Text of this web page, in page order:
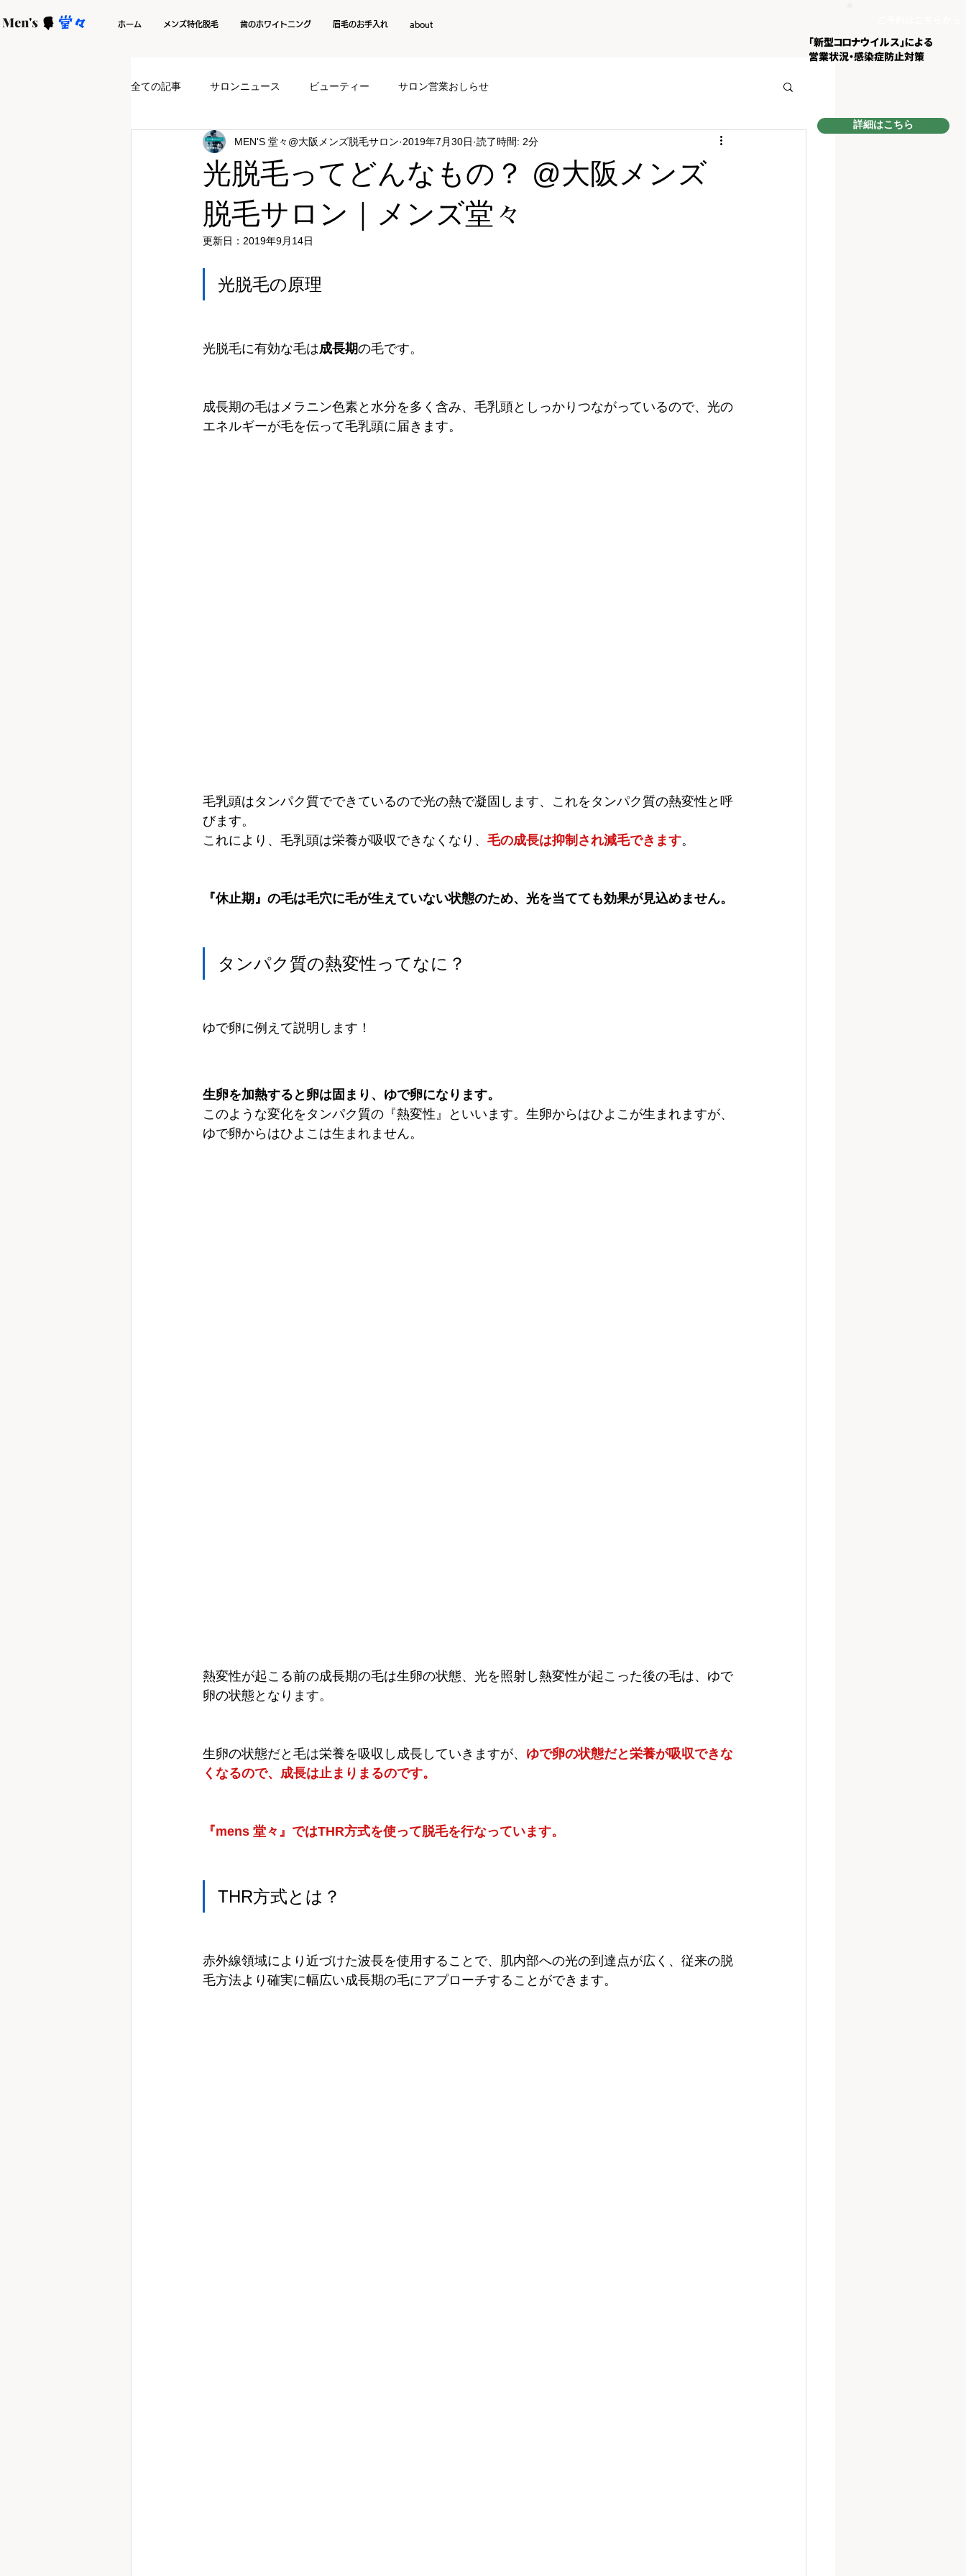
​「新型コロナウイルス」による
営業状況・感染症防止対策
詳細はこちら
ホーム メンズ特化脱毛 歯のホワイトニング 眉毛のお手入れ about
全ての記事 サロンニュース ビューティー サロン営業おしらせ
光脱毛ってどんなもの？ @大阪メンズ
脱毛サロン｜メンズ堂々
MEN'S 堂々@大阪メンズ脱毛サロン 2019年7月30日 読了時間: 2分
更新日： 2019年9月14日
光脱毛の原理
光脱毛に有効な毛は成長期の毛です。
成長期の毛はメラニン色素と水分を多く含み、毛乳頭としっかりつながっているので、光の
エネルギーが毛を伝って毛乳頭に届きます。
毛乳頭はタンパク質でできているので光の熱で凝固します、これをタンパク質の熱変性と呼
びます。
これにより、毛乳頭は栄養が吸収できなくなり、 毛の成長は抑制され減毛できます。
『休止期』の毛は毛穴に毛が生えていない状態のため、光を当てても効果が見込めません。
タンパク質の熱変性ってなに？
ゆで卵に例えて説明します！
生卵を加熱すると卵は固まり、ゆで卵になります。
このような変化をタンパク質の『熱変性』といいます。生卵からはひよこが生まれますが、
ゆで卵からはひよこは生まれません。
熱変性が起こる前の成長期の毛は生卵の状態、光を照射し熱変性が起こった後の毛は、ゆで
卵の状態となります。
生卵の状態だと毛は栄養を吸収し成長していきますが、 ゆで卵の状態だと栄養が吸収できな
くなるので、成長は止まりまるのです。
『mens 堂々』ではTHR方式を使って脱毛を行なっています。
THR方式とは？
赤外線領域により近づけた波長を使用することで、肌内部への光の到達点が広く、従来の脱
毛方法より確実に幅広い成長期の毛にアプローチすることができます。